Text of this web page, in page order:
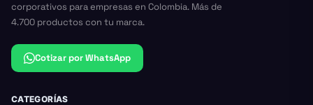
corporativos para empresas en Colombia. Más de
4.700 productos con tu marca.
Cotizar por WhatsApp
CATEGORÍAS